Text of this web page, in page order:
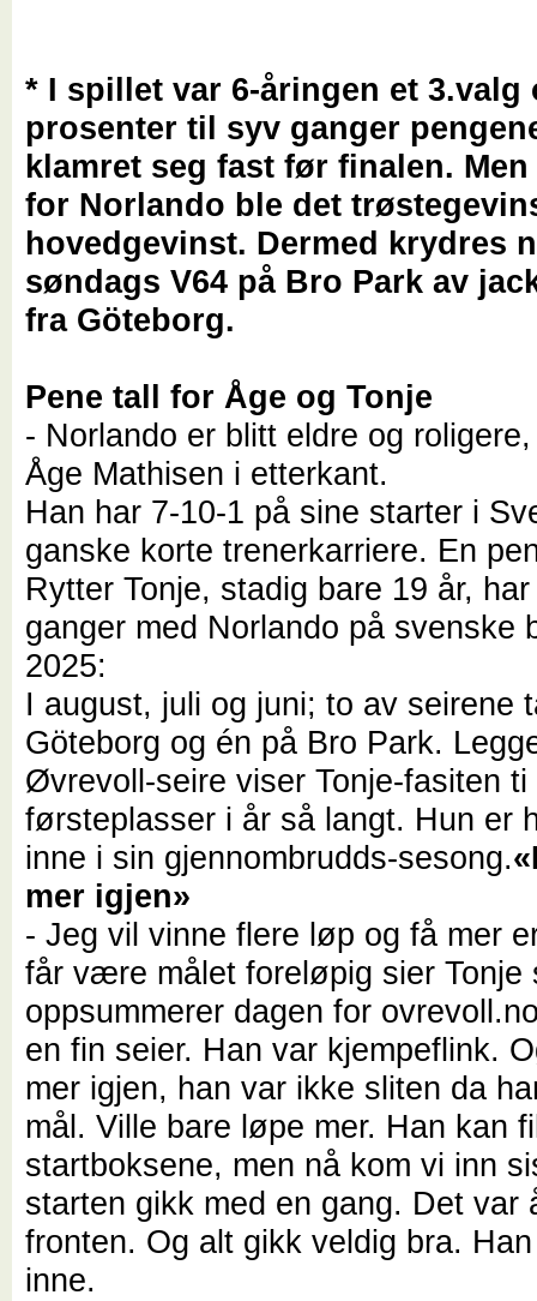
* I spillet var 6-åringen et 3.valg
prosenter til syv ganger
klamret seg fast før finalen.
for Norlando ble det
hovedgevinst. Dermed krydres
søndags V64 på Bro Park av
fra Göteborg.
Pene tall for Åge og Tonje
- Norlando er blitt eldre og
Åge Mathisen i etterkant.
Han har 7-10-1 på sine starter i
ganske korte trenerkarriere. En
Rytter Tonje, stadig bare 19 år,
ganger med Norlando på svenske
2025:
I august, juli og juni; to av seirene
Göteborg og én på Bro Park.
Øvrevoll-seire viser Tonje-fasiten ti
førsteplasser i år så langt. Hun er
inne i sin gjennombrudds-sesong.
mer igjen»
- Jeg vil vinne flere løp og få mer
får være målet foreløpig sier Tonje
oppsummerer dagen for
en fin seier. Han var kjempeflink.
mer igjen, han var ikke sliten da
mål. Ville bare løpe mer. Han kan
startboksene, men nå kom vi inn
starten gikk med en gang. Det var
fronten. Og alt gikk veldig bra.
inne.